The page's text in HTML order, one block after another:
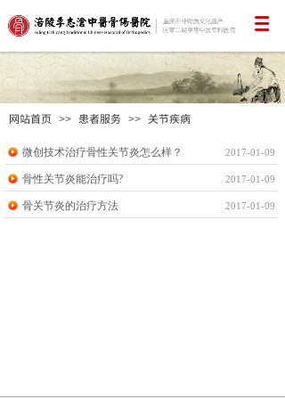
网站首页 >> 患者服务 >> 关节疾病
微创技术治疗骨性关节炎怎么样？ 2017-01-09
骨性关节炎能治疗吗? 2017-01-09
骨关节炎的治疗方法 2017-01-09